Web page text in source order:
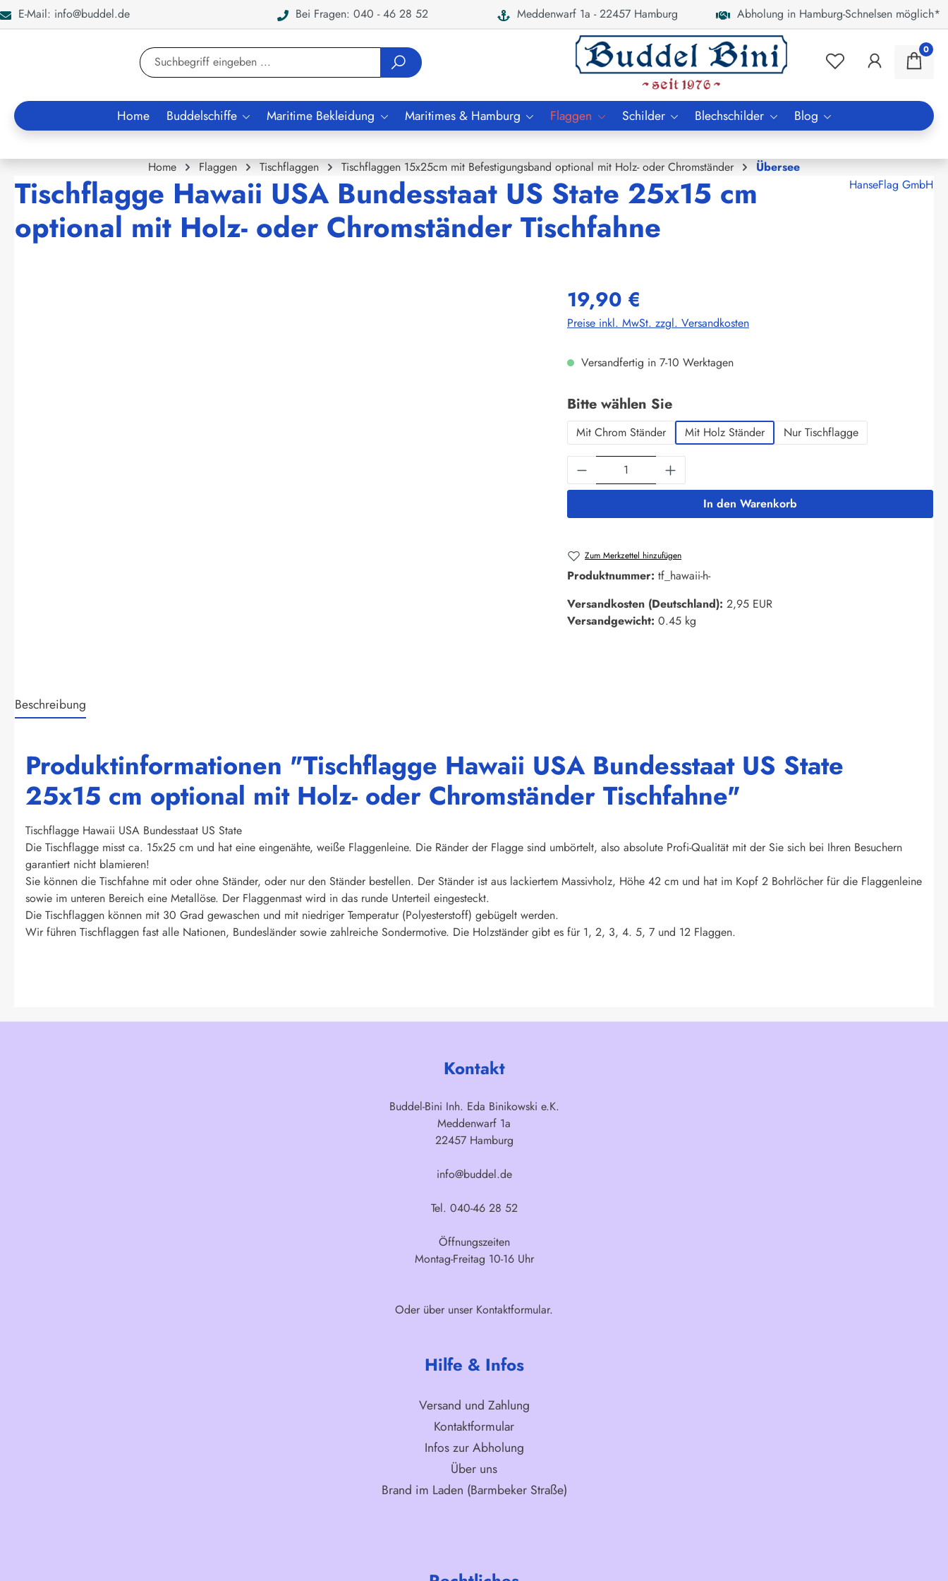
Zur Suche springen
E-Mail: info@buddel.de Bei Fragen: 040 - 46 28 52 Meddenwarf 1a - 22457 Hamburg Abholung in Hamburg-Schnelsen möglich*
0
Home Buddelschiffe Maritime Bekleidung Maritimes & Hamburg Flaggen Schilder Blechschilder Blog
Home Flaggen Tischflaggen Tischflaggen 15x25cm mit Befestigungsband optional mit Holz- oder Chromständer Übersee
Tischflagge Hawaii USA Bundesstaat US State 25x15 cm
optional mit Holz- oder Chromständer Tischfahne
HanseFlag GmbH
19,90 €
Preise inkl. MwSt. zzgl. Versandkosten
Versandfertig in 7-10 Werktagen
Bitte wählen Sieauswählen
Mit Chrom Ständer Mit Holz Ständer Nur Tischflagge
Produkt Anzahl: Gib den gewünschten Wert ein
In den Warenkorb
Zum Merkzettel hinzufügen
Produktnummer: tf_hawaii-h-
Versandkosten (Deutschland): 2,95 EUR
Versandgewicht: 0.45 kg
Beschreibung
Produktinformationen "Tischflagge Hawaii USA Bundesstaat US State
25x15 cm optional mit Holz- oder Chromständer Tischfahne"
Tischflagge Hawaii USA Bundesstaat US State
Die Tischflagge misst ca. 15x25 cm und hat eine eingenähte, weiße Flaggenleine. Die Ränder der Flagge sind umbörtelt, also absolute Profi-Qualität mit der Sie sich bei Ihren Besuchern
garantiert nicht blamieren!
Sie können die Tischfahne mit oder ohne Ständer, oder nur den Ständer bestellen. Der Ständer ist aus lackiertem Massivholz, Höhe 42 cm und hat im Kopf 2 Bohrlöcher für die Flaggenleine
sowie im unteren Bereich eine Metallöse. Der Flaggenmast wird in das runde Unterteil eingesteckt.
Die Tischflaggen können mit 30 Grad gewaschen und mit niedriger Temperatur (Polyesterstoff) gebügelt werden.
Wir führen Tischflaggen fast alle Nationen, Bundesländer sowie zahlreiche Sondermotive. Die Holzständer gibt es für 1, 2, 3, 4. 5, 7 und 12 Flaggen.
Kontakt
Buddel-Bini Inh. Eda Binikowski e.K.
Meddenwarf 1a
22457 Hamburg
info@buddel.de
Tel. 040-46 28 52
Öffnungszeiten
Montag-Freitag 10-16 Uhr
Oder über unser Kontaktformular.
Hilfe & Infos
Versand und Zahlung
Kontaktformular
Infos zur Abholung
Über uns
Brand im Laden (Barmbeker Straße)